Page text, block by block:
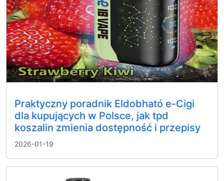
Praktyczny poradnik Eldobható e-Cigi
dla kupujących w Polsce, jak tpd
koszalin zmienia dostępność i przepisy
2026-01-19